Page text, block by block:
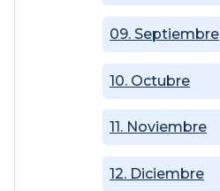
09. Septiembre
10. Octubre
11. Noviembre
12. Diciembre